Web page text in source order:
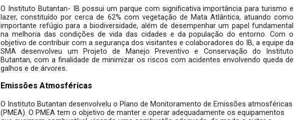
O Instituto Butantan- IB possui um parque com significativa importância para turismo e
lazer, constituído por cerca de 62% com vegetação de Mata Atlântica, atuando como
importante refúgio para a biodiversidade, além de desempenhar um papel fundamental
na melhoria das condições de vida das cidades e da população do entorno. Com o
objetivo de contribuir com a segurança dos visitantes e colaboradores do IB, a equipe da
SMA desenvolveu um Projeto de Manejo Preventivo e Conservação do Instituto
Butantan, com a finalidade de minimizar os riscos com acidentes envolvendo queda de
galhos e de árvores.
Emissões Atmosféricas
O Instituto Butantan desenvolvelu o Plano de Monitoramento de Emissões atmosféricas
(PMEA). O PMEA tem o objetivo de manter e operar adequadamente os equipamentos